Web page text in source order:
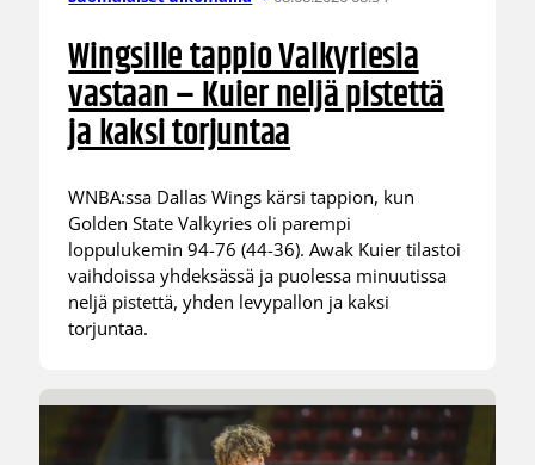
Wingsille tappio Valkyriesia
vastaan – Kuier neljä pistettä
ja kaksi torjuntaa
WNBA:ssa Dallas Wings kärsi tappion, kun
Golden State Valkyries oli parempi
loppulukemin 94-76 (44-36). Awak Kuier tilastoi
vaihdoissa yhdeksässä ja puolessa minuutissa
neljä pistettä, yhden levypallon ja kaksi
torjuntaa.